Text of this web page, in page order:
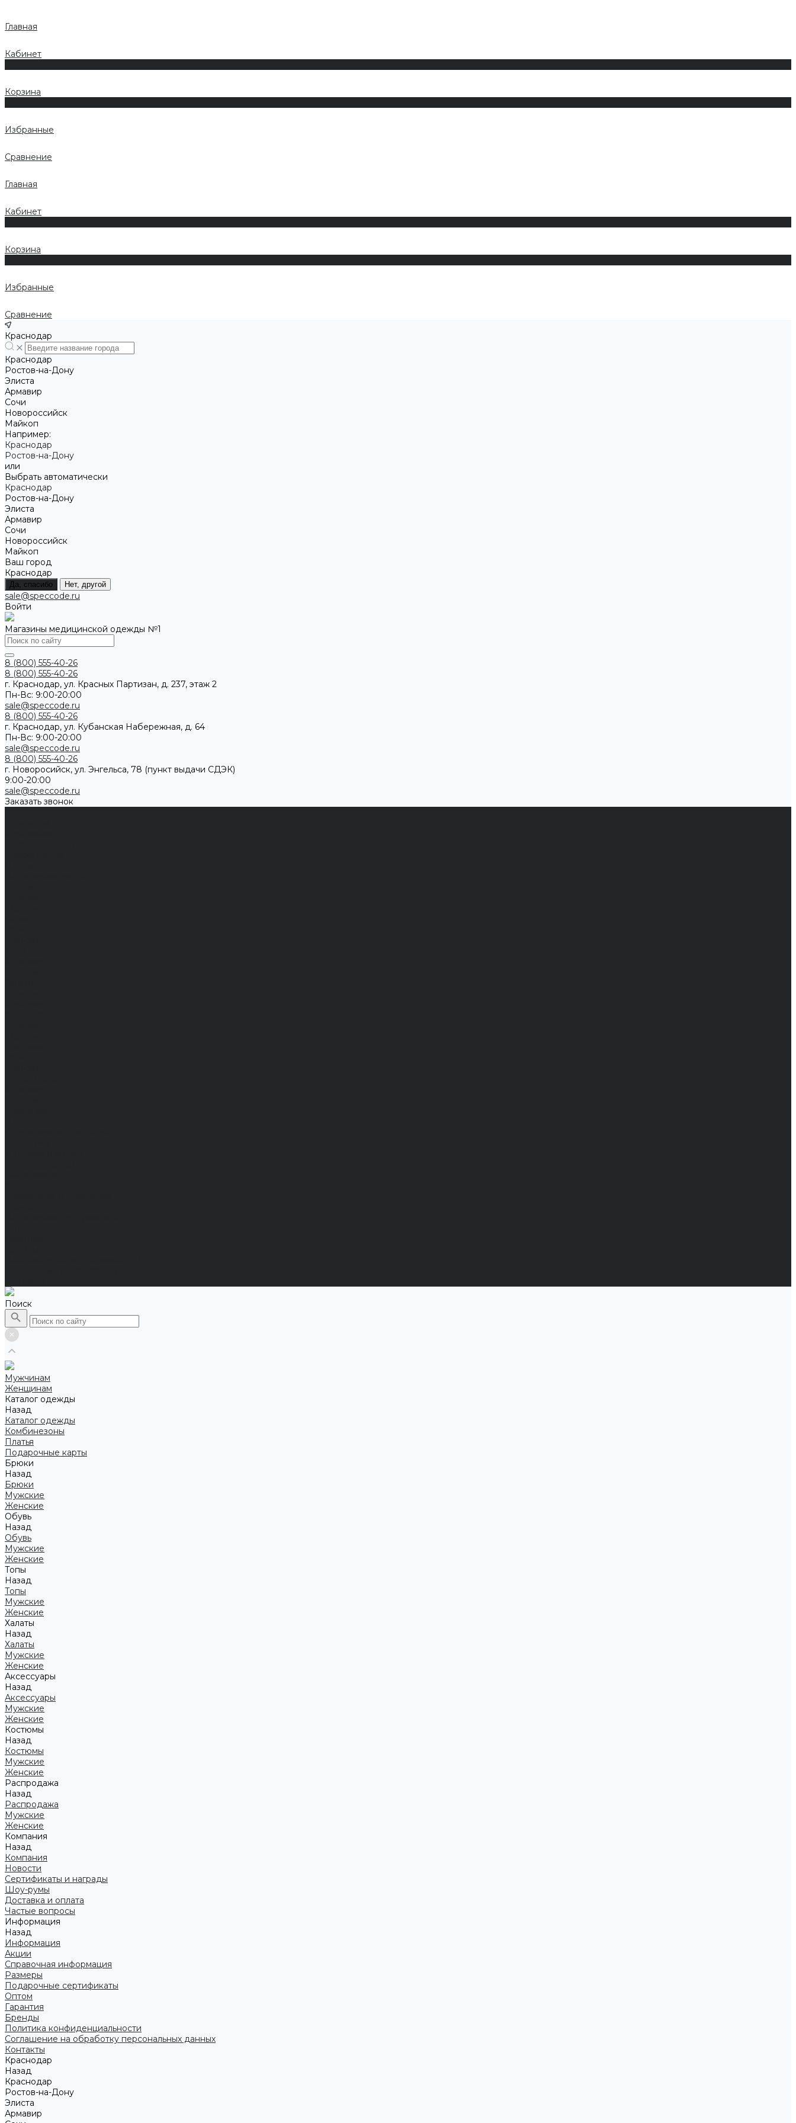
Главная
Кабинет
Корзина
Избранные
Сравнение
Главная
Кабинет
Корзина
Избранные
Сравнение
Краснодар
Краснодар
Ростов-на-Дону
Элиста
Армавир
Сочи
Новороссийск
Майкоп
Например:
Краснодар
Ростов-на-Дону
или
Выбрать автоматически
Краснодар
Ростов-на-Дону
Элиста
Армавир
Сочи
Новороссийск
Майкоп
Ваш город
Краснодар
Да, спасибо Нет, другой
sale@speccode.ru
Войти
Магазины медицинской одежды №1
8 (800) 555-40-26
8 (800) 555-40-26
г. Краснодар, ул. Красных Партизан, д. 237, этаж 2
Пн-Вс: 9:00-20:00
sale@speccode.ru
8 (800) 555-40-26
г. Краснодар, ул. Кубанская Набережная, д. 64
Пн-Вс: 9:00-20:00
sale@speccode.ru
8 (800) 555-40-26
г. Новоросийск, ул. Энгельса, 78 (пункт выдачи СДЭК)
9:00-20:00
sale@speccode.ru
Заказать звонок
Поиск
Мужчинам
Женщинам
Каталог одежды
Назад
Каталог одежды
Комбинезоны
Платья
Подарочные карты
Брюки
Назад
Брюки
Мужские
Женские
Обувь
Назад
Обувь
Мужские
Женские
Топы
Назад
Топы
Мужские
Женские
Халаты
Назад
Халаты
Мужские
Женские
Аксессуары
Назад
Аксессуары
Мужские
Женские
Костюмы
Назад
Костюмы
Мужские
Женские
Распродажа
Назад
Распродажа
Мужские
Женские
Компания
Назад
Компания
Новости
Сертификаты и награды
Шоу-румы
Доставка и оплата
Частые вопросы
Информация
Назад
Информация
Акции
Справочная информация
Размеры
Подарочные сертификаты
Оптом
Гарантия
Бренды
Политика конфиденциальности
Соглашение на обработку персональных данных
Контакты
Краснодар
Назад
Краснодар
Ростов-на-Дону
Элиста
Армавир